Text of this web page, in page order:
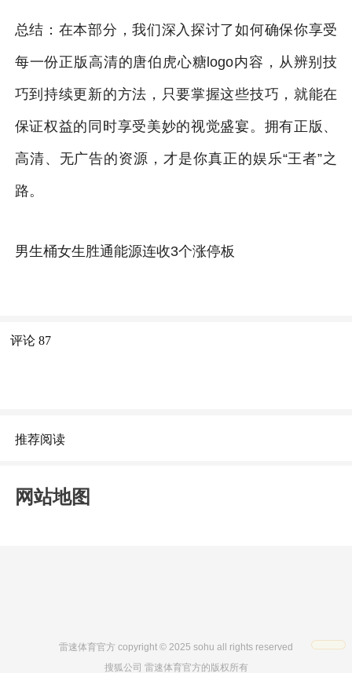
总结：在本部分，我们深入探讨了如何确保你享受
每一份正版高清的唐伯虎心糖logo内容，从辨别技
巧到持续更新的方法，只要掌握这些技巧，就能在
保证权益的同时享受美妙的视觉盛宴。拥有正版、
高清、无广告的资源，才是你真正的娱乐“王者”之
路。
男生桶女生胜通能源连收3个涨停板
评论 87
推荐阅读
网站地图
雷速体育官方 copyright © 2025 sohu all rights reserved
搜狐公司 雷速体育官方的版权所有